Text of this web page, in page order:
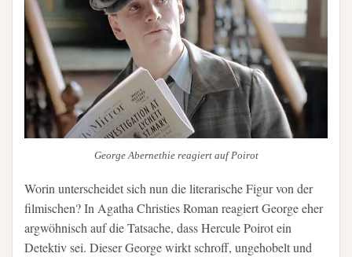
George Abernethie reagiert auf Poirot
Worin unterscheidet sich nun die literarische Figur von der
filmischen? In Agatha Christies Roman reagiert George eher
argwöhnisch auf die Tatsache, dass Hercule Poirot ein
Detektiv sei. Dieser George wirkt schroff, ungehobelt und